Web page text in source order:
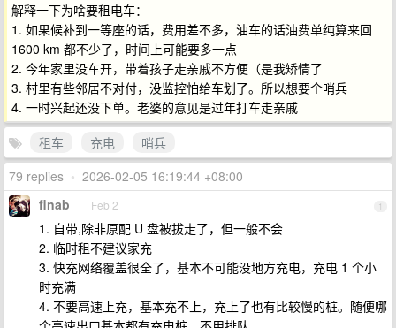
解释一下为啥要租电车：
1. 如果候补到一等座的话，费用差不多，油车的话油费单纯算来回
1600 km 都不少了，时间上可能要多一点
2. 今年家里没车开，带着孩子走亲戚不方便（是我矫情了
3. 村里有些邻居不对付，没监控怕给车划了。所以想要个哨兵
4. 一时兴起还没下单。老婆的意见是过年打车走亲戚
租车
充电
哨兵
79 replies • 2026-02-05 16:19:44 +08:00
1
finab Feb 2
1. 自带,除非原配 U 盘被拔走了，但一般不会
2. 临时租不建议家充
3. 快充网络覆盖很全了，基本不可能没地方充电，充电 1 个小
时充满
4. 不要高速上充，基本充不上，充上了也有比较慢的桩。随便哪